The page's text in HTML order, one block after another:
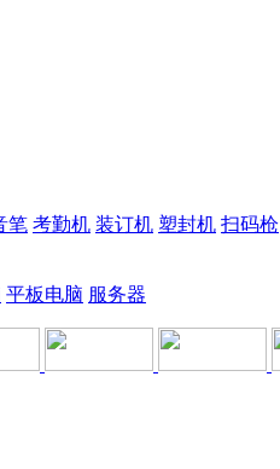
笔 考勤机 装订机 塑封机 扫码枪
平板电脑 服务器